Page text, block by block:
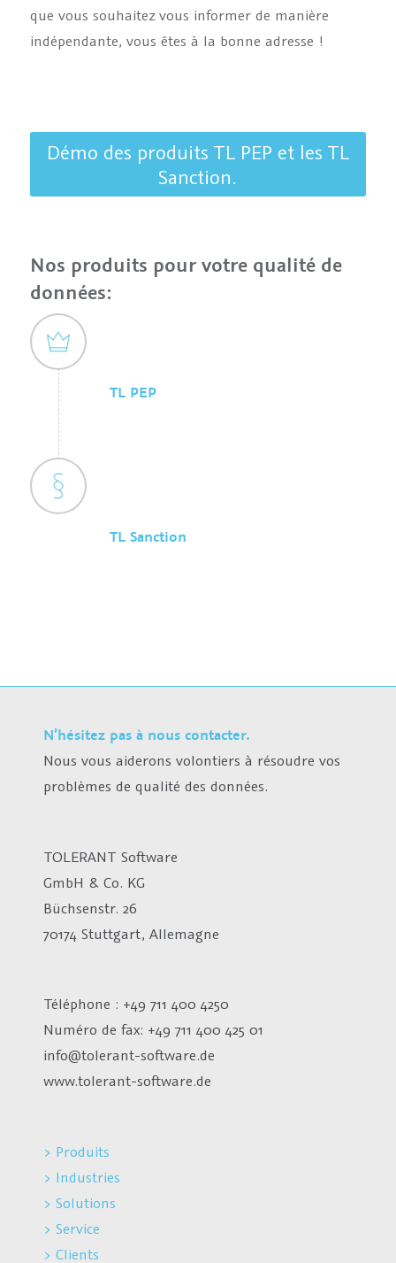
que vous souhaitez vous informer de manière
indépendante, vous êtes à la bonne adresse !
Démo des produits TL PEP et les TL
Sanction.
Nos produits pour votre qualité de
données:
TL PEP
TL Sanction
N’hésitez pas à nous contacter.
Nous vous aiderons volontiers à résoudre vos
problèmes de qualité des données.
TOLERANT Software
GmbH & Co. KG
Büchsenstr. 26
70174 Stuttgart, Allemagne
Téléphone : +49 711 400 4250
Numéro de fax: +49 711 400 425 01
info@tolerant-software.de
www.tolerant-software.de
> Produits
> Industries
> Solutions
> Service
> Clients